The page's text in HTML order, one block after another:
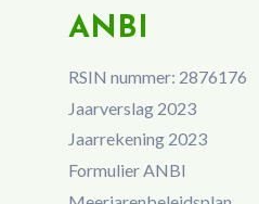
ANBI
RSIN nummer: 2876176
Jaarverslag 2023
Jaarrekening 2023
Formulier ANBI